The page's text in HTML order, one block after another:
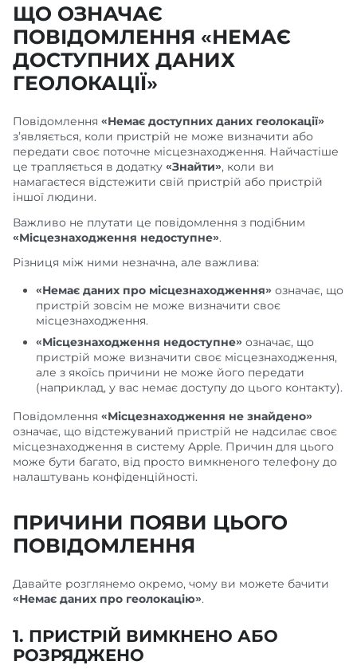
ЩО ОЗНАЧАЄ
ПОВІДОМЛЕННЯ «НЕМАЄ
ДОСТУПНИХ ДАНИХ
ГЕОЛОКАЦІЇ»
Повідомлення «Немає доступних даних геолокації»
з’являється, коли пристрій не може визначити або
передати своє поточне місцезнаходження. Найчастіше
це трапляється в додатку «Знайти», коли ви
намагаєтеся відстежити свій пристрій або пристрій
іншої людини.
Важливо не плутати це повідомлення з подібним
«Місцезнаходження недоступне».
Різниця між ними незначна, але важлива:
«Немає даних про місцезнаходження» означає, що
пристрій зовсім не може визначити своє
місцезнаходження.
«Місцезнаходження недоступне» означає, що
пристрій може визначити своє місцезнаходження,
але з якоїсь причини не може його передати
(наприклад, у вас немає доступу до цього контакту).
Повідомлення «Місцезнаходження не знайдено»
означає, що відстежуваний пристрій не надсилає своє
місцезнаходження в систему Apple. Причин для цього
може бути багато, від просто вимкненого телефону до
налаштувань конфіденційності.
ПРИЧИНИ ПОЯВИ ЦЬОГО
ПОВІДОМЛЕННЯ
Давайте розглянемо окремо, чому ви можете бачити
«Немає даних про геолокацію».
1. ПРИСТРІЙ ВИМКНЕНО АБО
РОЗРЯДЖЕНО